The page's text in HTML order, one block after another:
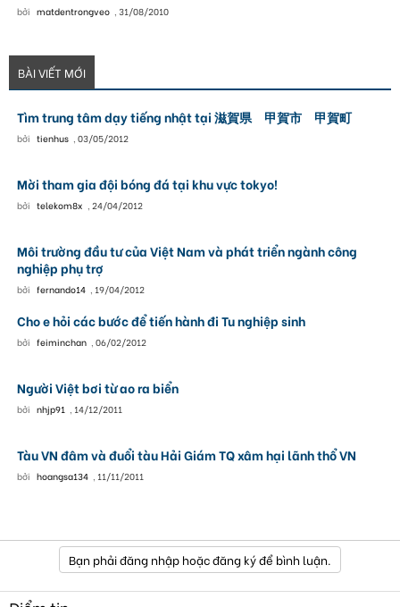
bởi matdentrongveo , 31/08/2010
BÀI VIẾT MỚI
Tìm trung tâm dạy tiếng nhật tại 滋賀県 甲賀市 甲賀町
bởi tienhus , 03/05/2012
Mời tham gia đội bóng đá tại khu vực tokyo!
bởi telekom8x , 24/04/2012
Môi trường đầu tư của Việt Nam và phát triển ngành công
nghiệp phụ trợ
bởi fernando14 , 19/04/2012
Cho e hỏi các bước để tiến hành đi Tu nghiệp sinh
bởi feiminchan , 06/02/2012
Người Việt bơi từ ao ra biển
bởi nhjp91 , 14/12/2011
Tàu VN đâm và đuổi tàu Hải Giám TQ xâm hại lãnh thổ VN
bởi hoangsa134 , 11/11/2011
Bạn phải đăng nhập hoặc đăng ký để bình luận.